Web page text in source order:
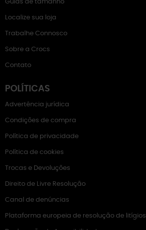
Guias de tamanho
Localize sua loja
Trabalhe Connosco
Sobre a Crocs
Contato
POLÍTICAS
Advertência jurídica
Condições de compra
Política de privacidade
Política de cookies
Trocas e Devoluções
Direito de Livre Resolução
Canal de denúncias
Plataforma europeia de resolução de litígios